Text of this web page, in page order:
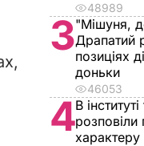
48989
3"Мішуня,
Драпатий
позиціях
доньки
46053
4В